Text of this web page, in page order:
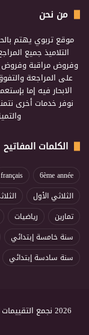
من نحن
موقع تربوي يهتم
التلاميذ جميع
وفروض مراقبة وفروض
على المراجعة
الابحار فيه إما
نوفر خدمات أخرى
الكلمات المفاتيح
6ème année
français
الثلاثي الأول
تمارين
رياضيات
سنة خامسة إبتدائي
سنة سادسة إبتدائي
2026 نجمع التقييمات امتحانات دروس و تلاخيص لكل المستويات |